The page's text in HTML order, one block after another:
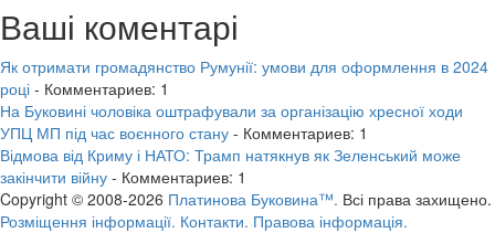
Ваші коментарі
Як отримати громадянство Румунії: умови для оформлення в 2024
році - Комментариев: 1
На Буковині чоловіка оштрафували за організацію хресної ходи
УПЦ МП під час воєнного стану - Комментариев: 1
Відмова від Криму і НАТО: Трамп натякнув як Зеленський може
закінчити війну - Комментариев: 1
Copyright © 2008-2026 Платинова Буковина™. Всі права захищено.
Розміщення інформації. Контакти. Правова інформація.